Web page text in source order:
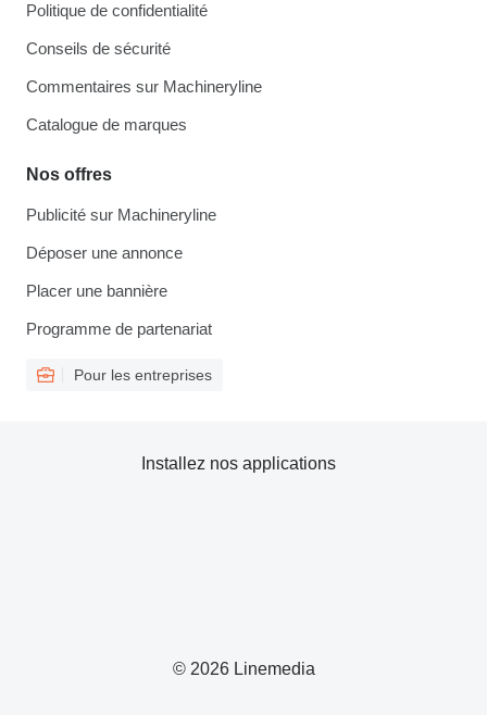
Politique de confidentialité
Conseils de sécurité
Commentaires sur Machineryline
Catalogue de marques
Nos offres
Publicité sur Machineryline
Déposer une annonce
Placer une bannière
Programme de partenariat
Pour les entreprises
© 2026 Linemedia
Installez nos applications